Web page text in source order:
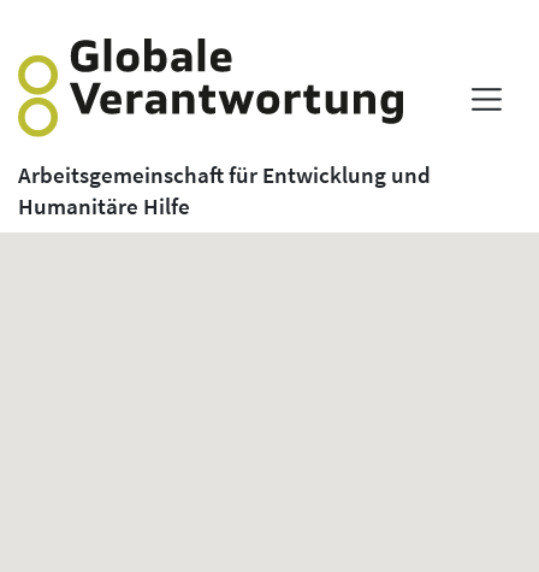
Arbeitsgemeinschaft für Entwicklung und
Humanitäre Hilfe